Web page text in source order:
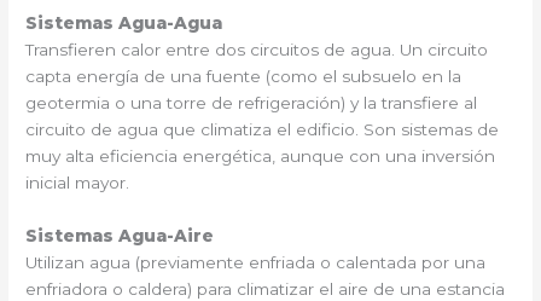
Sistemas Agua-Agua
Transfieren calor entre dos circuitos de agua. Un circuito
capta energía de una fuente (como el subsuelo en la
geotermia o una torre de refrigeración) y la transfiere al
circuito de agua que climatiza el edificio. Son sistemas de
muy alta eficiencia energética, aunque con una inversión
inicial mayor.
Sistemas Agua-Aire
Utilizan agua (previamente enfriada o calentada por una
enfriadora o caldera) para climatizar el aire de una estancia